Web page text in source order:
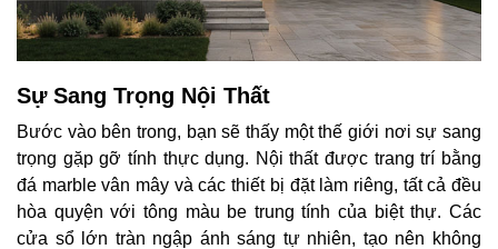
Sự Sang Trọng Nội Thất
Bước vào bên trong, bạn sẽ thấy một thế giới nơi sự sang
trọng gặp gỡ tính thực dụng. Nội thất được trang trí bằng
đá marble vân mây và các thiết bị đặt làm riêng, tất cả đều
hòa quyện với tông màu be trung tính của biệt thự. Các
cửa sổ lớn tràn ngập ánh sáng tự nhiên, tạo nên không